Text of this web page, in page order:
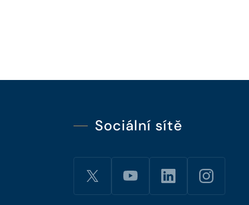
Sociální sítě